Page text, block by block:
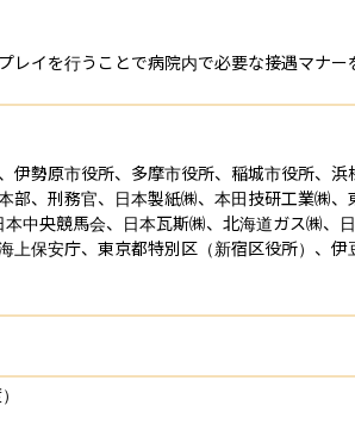
イを行うことで病院内で必要な接遇マナー
勢原市役所、多摩市役所、稲城市役所、
部、刑務官、日本製紙㈱、本田技研工業㈱
中央競馬会、日本瓦斯㈱、北海道ガス㈱、
上保安庁、東京都特別区（新宿区役所）、